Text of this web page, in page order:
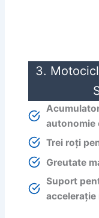
3.
autonomie
Trei roți
Greutate
Suport
accelerație